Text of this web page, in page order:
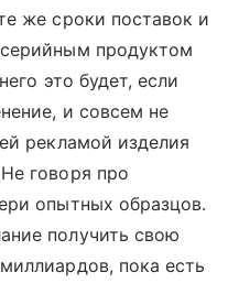
же сроки поставок и
продуктом
это будет, если
и совсем не
рекламой изделия
говоря про
опытных образцов.
получить свою
пока есть